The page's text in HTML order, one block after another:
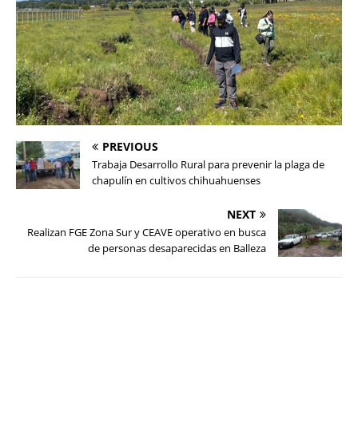
PREVIOUS
Trabaja Desarrollo Rural para prevenir la plaga de
chapulín en cultivos chihuahuenses
NEXT
Realizan FGE Zona Sur y CEAVE operativo en busca
de personas desaparecidas en Balleza